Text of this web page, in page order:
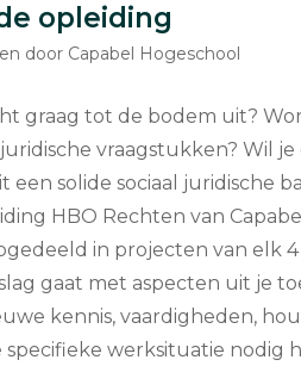
opleiding
door Capabel Hogeschool
graag tot de bodem uit?
vraagstukken? Wil
een solide sociaal juridische
HBO Rechten van
in projecten van elk
gaat met aspecten uit je
kennis, vaardigheden,
specifieke werksituatie nodig